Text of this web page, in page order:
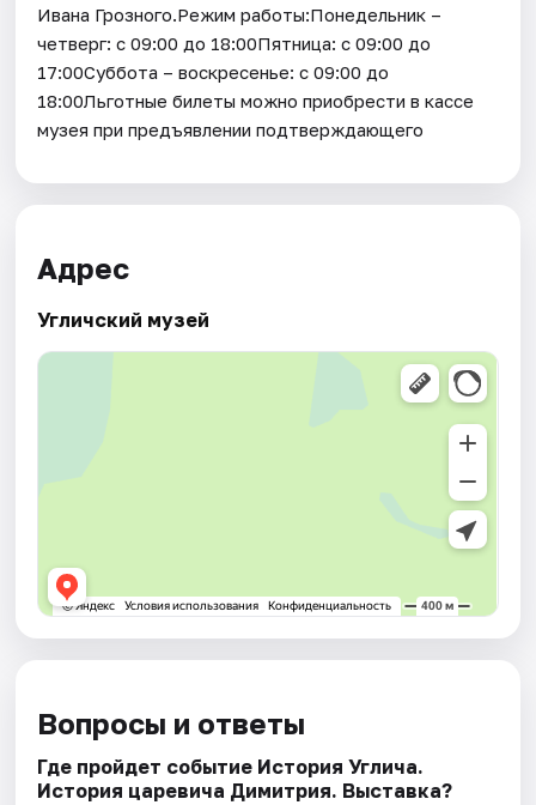
Ивана Грозного.Режим работы:Понедельник –
четверг: с 09:00 до 18:00Пятница: с 09:00 до
17:00Суббота – воскресенье: с 09:00 до
18:00Льготные билеты можно приобрести в кассе
музея при предъявлении подтверждающего
Адрес
Угличский музей
Вопросы и ответы
Где пройдет событие История Углича.
История царевича Димитрия. Выставка?